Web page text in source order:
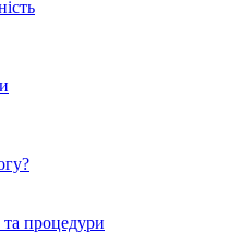
процедури